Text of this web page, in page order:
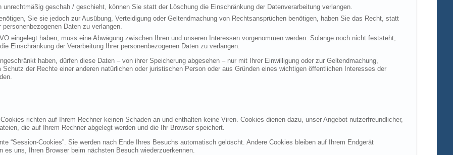
unrechtmäßig geschah / geschieht, können Sie statt der Löschung die Einschränkung der Datenverarbeitung verlangen.
Sie sie jedoch zur Ausübung, Verteidigung oder Geltendmachung von Rechtsansprüchen benötigen, haben Sie das Recht, statt
Daten zu verlangen.
eingelegt haben, muss eine Abwägung zwischen Ihren und unseren Interessen vorgenommen werden. Solange noch nicht feststeht,
Einschränkung der Verarbeitung Ihrer personenbezogenen Daten zu verlangen.
haben, dürfen diese Daten – von ihrer Speicherung abgesehen – nur mit Ihrer Einwilligung oder zur Geltendmachung,
der Rechte einer anderen natürlichen oder juristischen Person oder aus Gründen eines wichtigen öffentlichen Interesses der
richten auf Ihrem Rechner keinen Schaden an und enthalten keine Viren. Cookies dienen dazu, unser Angebot nutzerfreundlicher,
die auf Ihrem Rechner abgelegt werden und die Ihr Browser speichert.
“Session-Cookies”. Sie werden nach Ende Ihres Besuchs automatisch gelöscht. Andere Cookies bleiben auf Ihrem Endgerät
uns, Ihren Browser beim nächsten Besuch wiederzuerkennen.